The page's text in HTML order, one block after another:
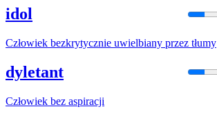
idol
Człowiek bezkrytycznie uwielbiany przez tłumy
dyletant
Człowiek bez aspiracji